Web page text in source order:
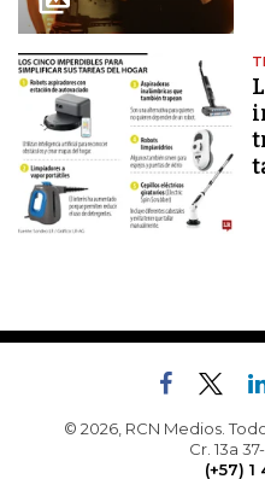
© 2026, RCN Medios.
Cr. 13a
(+57)